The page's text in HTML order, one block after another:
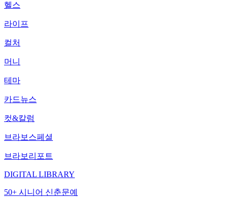
헬스
라이프
컬처
머니
테마
카드뉴스
컷&칼럼
브라보스페셜
브라보리포트
DIGITAL LIBRARY
50+ 시니어 신춘문예